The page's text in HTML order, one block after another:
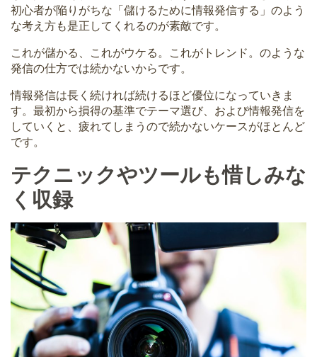
初心者が陥りがちな「儲けるために情報発信する」のよう
な考え方も是正してくれるのが素敵です。
これが儲かる、これがウケる。これがトレンド。のような
発信の仕方では続かないからです。
情報発信は長く続ければ続けるほど優位になっていきま
す。最初から損得の基準でテーマ選び、および情報発信を
していくと、疲れてしまうので続かないケースがほとんど
です。
テクニックやツールも惜しみな
く収録